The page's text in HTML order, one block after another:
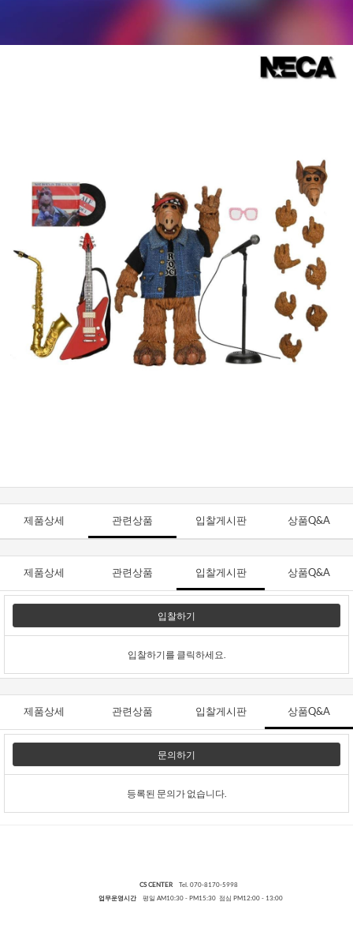
제품상세 관련상품 입찰게시판 상품Q&A
제품상세 관련상품 입찰게시판 상품Q&A
입찰하기
입찰하기를 클릭하세요.
제품상세 관련상품 입찰게시판 상품Q&A
문의하기
등록된 문의가 없습니다.
CS CENTER Tel. 070-8170-5998
업무운영시간평일 AM10:30 - PM15:30 점심 PM12:00 - 13:00